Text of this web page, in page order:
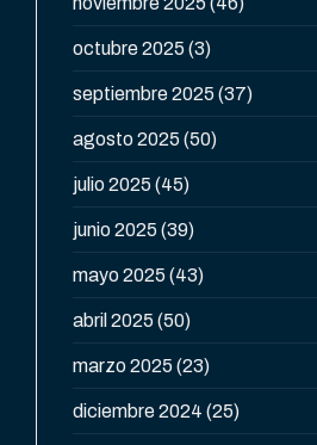
octubre 2025 (3)
septiembre 2025 (37)
agosto 2025 (50)
julio 2025 (45)
junio 2025 (39)
mayo 2025 (43)
abril 2025 (50)
marzo 2025 (23)
diciembre 2024 (25)